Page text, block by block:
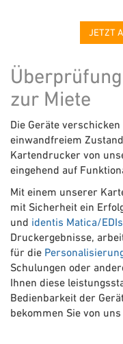
JETZT
zur Miete
Die Geräte
einwandfreiem
Kartendrucker von
eingehend auf
Mit einem unserer
mit Sicherheit ein
und identis Matica/
Druckergebnisse,
für die
Schulungen oder
Ihnen diese
Bedienbarkeit der
bekommen Sie von